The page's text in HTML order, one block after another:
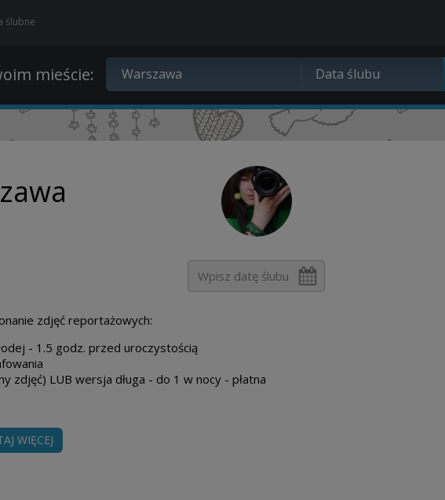
ślubne
mieście:
zdjęć reportażowych:
- 1.5 godz. przed uroczystością
zdjęć) LUB wersja długa - do 1 w nocy - płatna
zdjęć na CD/DVD + link internetowy w formie
WIĘCEJ